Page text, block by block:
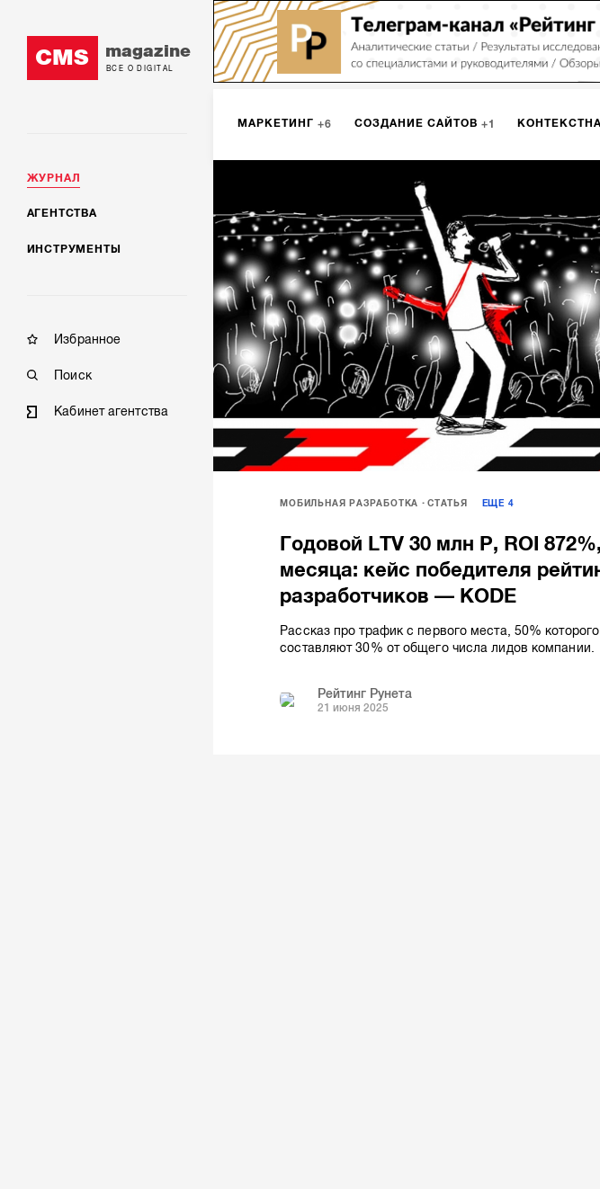
CMS magazine
ВСЕ О DIGITAL
ЖУРНАЛ
АГЕНТСТВА
ИНСТРУМЕНТЫ
Избранное
Поиск
Кабинет агентства
МАРКЕТИНГ 6 СОЗДАНИЕ САЙТОВ 1
ИНТЕРНЕТ-МАРКЕТИНГ
МОБИЛЬНАЯ РАЗРАБОТКА ЮЗАБИЛИТИ ИНТРАНЕТ
МОБИЛЬНАЯ РАЗРАБОТКА СТАТЬЯ ЕЩЕ 4
Годовой LTV 30 млн Р, ROI
месяца: кейс победителя
разработчиков — KODE
Рассказ про трафик с первого места, 50%
составляют 30% от общего числа лидов компании.
Рейтинг Рунета
21 июня 2025